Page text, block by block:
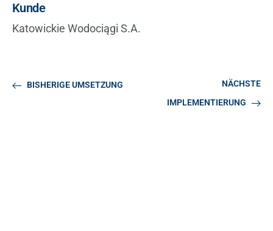
Kunde
Katowickie Wodociągi S.A.
BISHERIGE UMSETZUNG
NÄCHSTE
IMPLEMENTIERUNG